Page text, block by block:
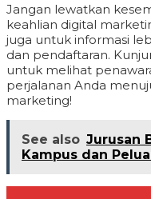
Jangan lewatkan
keahlian digital
juga untuk informasi
dan pendaftaran.
untuk melihat
perjalanan Anda
marketing!
See also Jurusan
Kampus dan